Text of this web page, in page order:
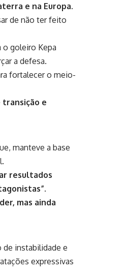
e na Europa.
de não ter feito
o goleiro Kepa
a defesa.
fortalecer o meio-
transição e
manteve a base
resultados
mas ainda
de instabilidade e
expressivas